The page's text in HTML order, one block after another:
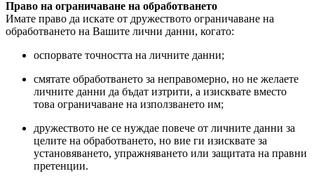
Право на ограничаване на обработването
Имате право да искате от дружеството ограничаване на
обработването на Вашите лични данни, когато:
оспорвате точността на личните данни;
смятате обработването за неправомерно, но не желаете
личните данни да бъдат изтрити, а изисквате вместо
това ограничаване на използването им;
дружеството не се нуждае повече от личните данни за
целите на обработването, но вие ги изисквате за
установяването, упражняването или защитата на правни
претенции.